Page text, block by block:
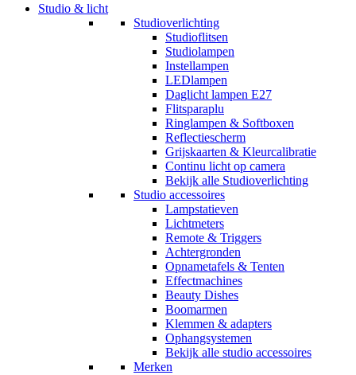
Studio & licht
Studioverlichting
Studioflitsen
Studiolampen
Instellampen
LEDlampen
Daglicht lampen E27
Flitsparaplu
Ringlampen & Softboxen
Reflectiescherm
Grijskaarten & Kleurcalibratie
Continu licht op camera
Bekijk alle Studioverlichting
Studio accessoires
Lampstatieven
Lichtmeters
Remote & Triggers
Achtergronden
Opnametafels & Tenten
Effectmachines
Beauty Dishes
Boomarmen
Klemmen & adapters
Ophangsystemen
Bekijk alle studio accessoires
Merken